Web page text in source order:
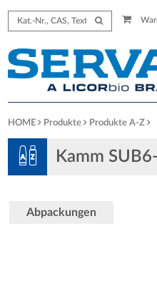
HOME Produkte Produkte A-Z
Kamm
Abpackungen